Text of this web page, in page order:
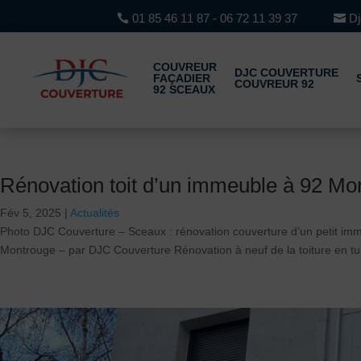
01 85 46 11 87 - 06 72 11 39 37
COUVREUR
FAÇADIER
92 SCEAUX
DJC COUVERTURE
COUVREUR 92
Rénovation toit d’un immeuble à 92
Fév 5, 2025 | Actualités
Photo DJC Couverture – Sceaux : rénovation couverture d’un petit
Montrouge – par DJC Couverture Rénovation à neuf de la toiture en